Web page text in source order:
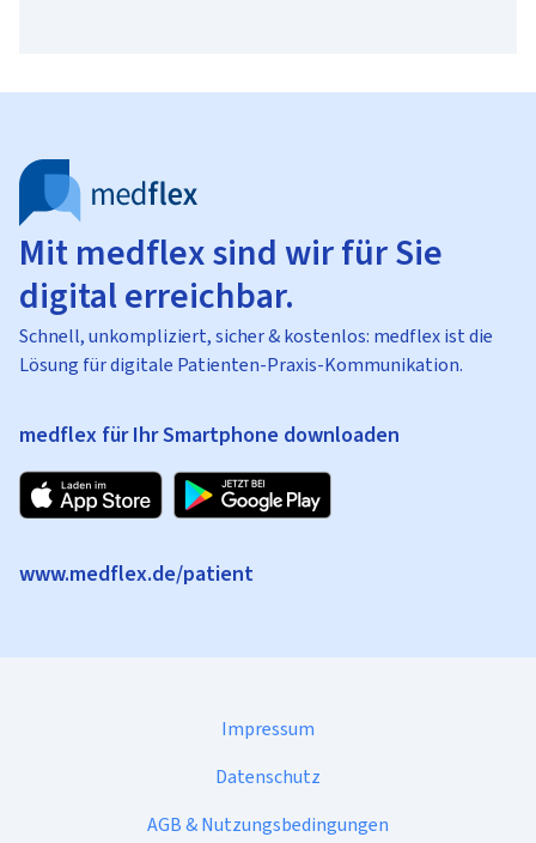
Mit medflex sind wir für Sie
digital erreichbar.
Schnell, unkompliziert, sicher & kostenlos: medflex ist die
Lösung für digitale Patienten-Praxis-Kommunikation.
medflex für Ihr Smartphone downloaden
www.medflex.de/patient
Impressum
Datenschutz
AGB & Nutzungsbedingungen